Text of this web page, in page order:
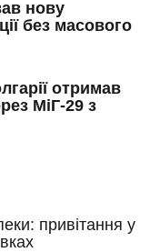
нову
без масового
отримав
МіГ-29 з
привітання у